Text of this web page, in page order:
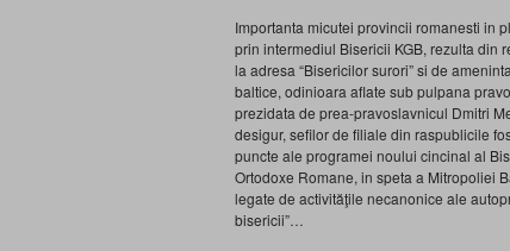
Importanta micutei provincii romanesti in
prin intermediul Bisericii KGB, rezulta din
la adresa “Bisericilor surori” si de
baltice, odinioara aflate sub pulpana
prezidata de prea-pravoslavnicul Dmitri
desigur, sefilor de filiale din raspublicile
puncte ale programei noului cincinal al
Ortodoxe Romane, in speta a Mitropoliei
legate de activităţile necanonice ale
bisericii”…